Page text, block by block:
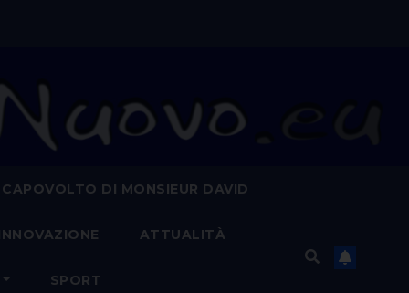
DI MONSIEUR DAVID
ATTUALITÀ
SPORT